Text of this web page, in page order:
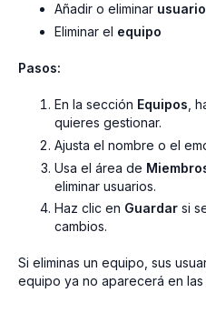
Añadir o eliminar
Eliminar el equipo
Pasos:
En la sección Equipos ,
quieres gestionar.
Ajusta el nombre o el
Usa el área de
eliminar usuarios.
Haz clic en Guardar si
cambios.
Si eliminas un equipo, sus
equipo ya no aparecerá en